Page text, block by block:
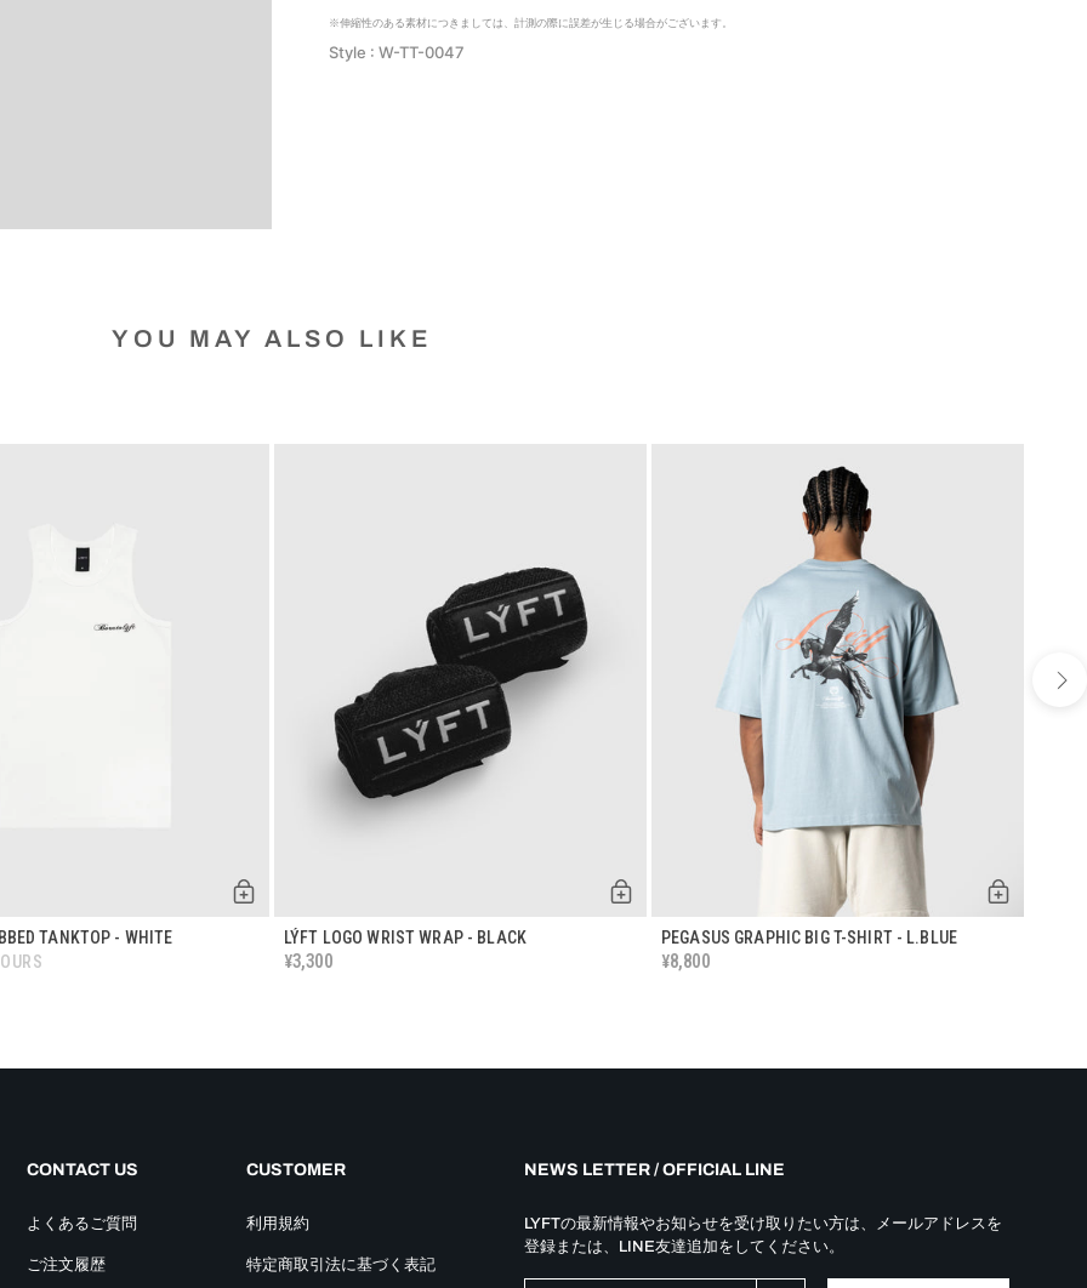
※伸縮性のある素材につきましては、計測の際に誤差が生じる場合がございます。
Style : W-TT-0047
YOU MAY ALSO LIKE
TANKTOP - WHITE
LÝFT LOGO WRIST WRAP - BLACK
¥3,300
PEGASUS GRAPHIC BIG T-SHIRT - L.BLUE
¥8,800
CONTACT US
よくあるご質問
ご注文履歴
CUSTOMER
利用規約
特定商取引法に基づく表記
NEWS LETTER / OFFICIAL LINE
LYFTの最新情報やお知らせを受け取りたい方は、メールアドレスを
登録または、LINE友達追加をしてください。